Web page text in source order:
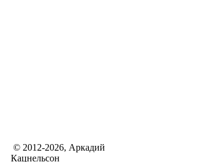
© 2012-2026, Аркадий
Кацнельсон